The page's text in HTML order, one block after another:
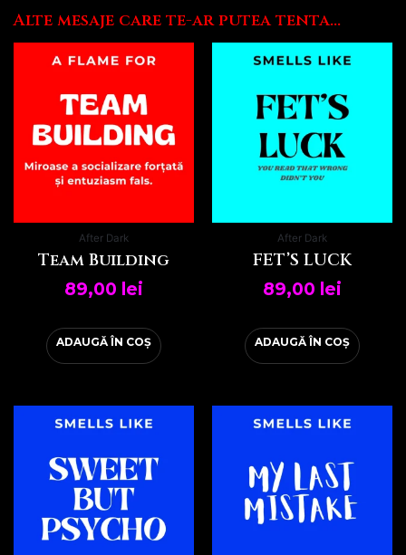
Alte mesaje care te-ar putea tenta...
After Dark
Team Building
89,00 lei
ADAUGĂ ÎN COȘ
After Dark
FET’S LUCK
89,00 lei
ADAUGĂ ÎN COȘ